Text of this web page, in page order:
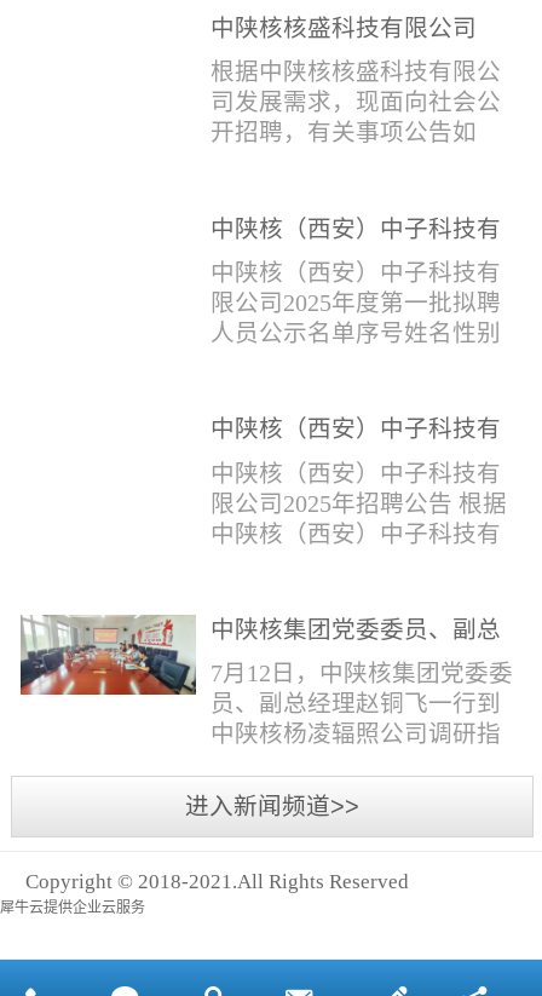
中陕核核盛科技有限公司
2025年度招聘公告
根据中陕核核盛科技有限公
司发展需求，现面向社会公
开招聘，有关事项公告如
会招聘：面向社会招聘，同
等条件下集团内部员工优
先。（2）应届生招聘：国家
计划内统一招收的全日制院
校应届毕业生，重点院校应
登记表》(见附件2）并如实
填写。并将《应聘人员登记
表》和本人学历学位证书和
相关证件扫描件发送至报名
中陕核（西安）中子科技有
限公司2025年度第一批拟聘
人员公示名单
中陕核（西安）中子科技有
限公司2025年度第一批拟聘
人员公示名单序号姓名性别
本科西安石油大学测控技术
月本科西安石油大学通信工
程社招3王小明男1981年11月
本科西安石油大学测控技术
子工程社招5何晔女1979年10
月本科西安财经学院工商管
理社招6张柳怡女1998...
中陕核（西安）中子科技有
限公司2025年招聘公告
中陕核（西安）中子科技有
限公司2025年招聘公告 根据
中陕核（西安）中子科技有
如下：一、招聘岗位及人数
见附件1二、招聘范围（1）
社会招聘：面向社会招聘。
（2）应届生招聘：国家计划
内统一招收的全日制院校应
届毕业生，重点院校应届毕
业生优先；回国一年内取得
国家教育部出具的学历（学
三、招聘流程（一）个人报
中陕核集团党委委员、副总
经理赵铜飞一行到中陕核杨
凌辐照公司调研指导工作
7月12日，中陕核集团党委委
员、副总经理赵铜飞一行到
中陕核杨凌辐照公司调研指
息部部长赵磊，中陕核核盛
公司执行董事张鹏，核盛公
执行董事李奎等陪同调研。
进入新闻频道>>
Copyright © 2018-2021.All Rights Reserved
犀牛云提供企业云服务